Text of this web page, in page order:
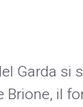
Garda si
il